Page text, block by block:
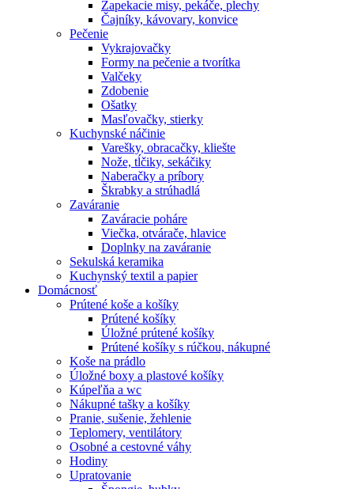
Zapekacie misy, pekáče, plechy
Čajníky, kávovary, konvice
Pečenie
Vykrajovačky
Formy na pečenie a tvorítka
Valčeky
Zdobenie
Ošatky
Masľovačky, stierky
Kuchynské náčinie
Varešky, obracačky, kliešte
Nože, tĺčiky, sekáčiky
Naberačky a príbory
Škrabky a strúhadlá
Zaváranie
Zaváracie poháre
Viečka, otvárače, hlavice
Doplnky na zaváranie
Sekulská keramika
Kuchynský textil a papier
Domácnosť
Prútené koše a košíky
Prútené košíky
Úložné prútené košíky
Prútené košíky s rúčkou, nákupné
Koše na prádlo
Úložné boxy a plastové košíky
Kúpeľňa a wc
Nákupné tašky a košíky
Pranie, sušenie, žehlenie
Teplomery, ventilátory
Osobné a cestovné váhy
Hodiny
Upratovanie